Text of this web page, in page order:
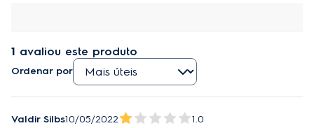
1 avaliou este produto
Ordenar por
Valdir Silbs10/05/2022 1.0